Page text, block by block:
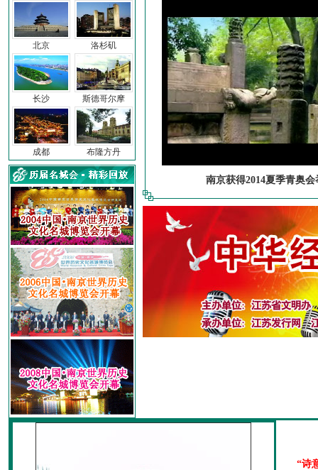
北京
长沙
成都
洛杉矶
斯德哥尔摩
布隆方丹
南京获得2014夏季青奥会
“诗